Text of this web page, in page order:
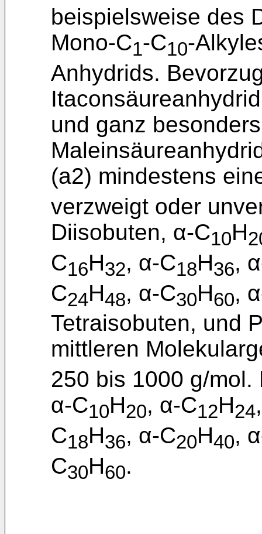
beispielsweise des
Mono-C1-C10-
Anhydrids.
und ganz
(a2) mindestens
verzweigt oder
Diisobuten, α-C10H
C16H32, α-C18H36,
C24H48, α-C30H60,
Tetraisobuten, und
mittleren
250 bis 1000 g/
α-C10H20, α-C12H24
C18H36, α-C20H40,
C30H60.